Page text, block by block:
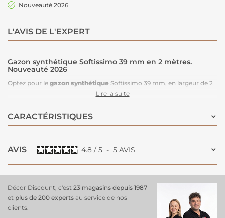
Nouveauté 2026
L'AVIS DE L'EXPERT
Gazon synthétique Softissimo 39 mm en 2 mètres.
Nouveauté 2026
Optez pour le gazon synthétique Softissimo 39 mm, en largeur de 2
mètres, un choix parfait pour unextérieur élégant et sans
douceur et souplesse grâce à ses fibres en forme de "C" (C-Shape),
ultra denses pour une meilleure résilience et un effet ressort naturel.
Disponible en 2 m et 4 m de large, cegazon artificiel
réaliste grâce à ses 4 couleurs de fil et reste durable pour unespace
Lire la suite
CARACTÉRISTIQUES
AVIS 4.8 / 5 - 5 AVIS
Décor Discount, c'est 23 magasins depuis 1987
et plus de 200 experts au service de nos
clients.